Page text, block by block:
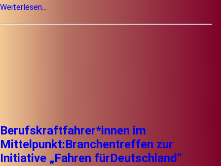
Weiterlesen...
Berufskraftfahrer*innen im
Mittelpunkt:Branchentreffen zur
Initiative „Fahren fürDeutschland“